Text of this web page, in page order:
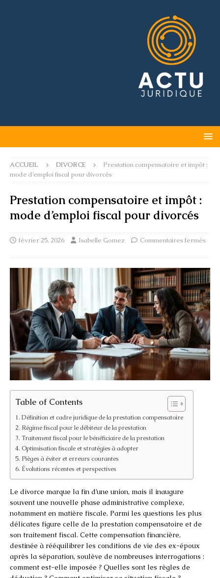
ACCUEIL DIVORCE
Prestation compensatoire et impôt :
mode d’emploi fiscal pour divorcés
Prestation compensatoire et impôt :
mode d’emploi fiscal pour divorcés
février 25, 2026 Isabelle Gomez Commentaires fermés
Table of Contents
Définition et cadre juridique de la prestation compensatoire
Régime fiscal pour le débiteur de la prestation
Traitement fiscal pour le bénéficiaire de la prestation
Optimisation fiscale et stratégies à adopter
Pièges à éviter et erreurs courantes
Évolutions récentes et perspectives
Le divorce marque la fin d’une union, mais il inaugure
souvent une nouvelle phase administrative complexe,
notamment en matière fiscale. Parmi les questions les plus
délicates figure celle de la prestation compensatoire et de
son traitement fiscal. Cette compensation financière,
destinée à rééquilibrer les conditions de vie des ex-époux
après la séparation, soulève de nombreuses interrogations :
comment est-elle imposée ? Quelles sont les règles de